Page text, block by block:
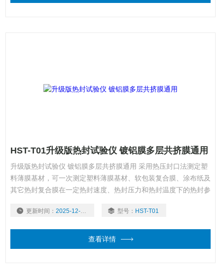
HST-T01升级版热封试验仪 镀铝膜多层共挤膜通用
升级版热封试验仪 镀铝膜多层共挤膜通用 采用热压封口法测定塑
料薄膜基材，可一次测定塑料薄膜基材、软包装复合膜、涂布纸及
其它热封复合膜在一定热封速度、热封压力和热封温度下的热封参
同的热封性能，其封口工艺参数可能差别很大。使用该设备可准
更新时间： 2025-12-01 型号： HST-T01
查看详情